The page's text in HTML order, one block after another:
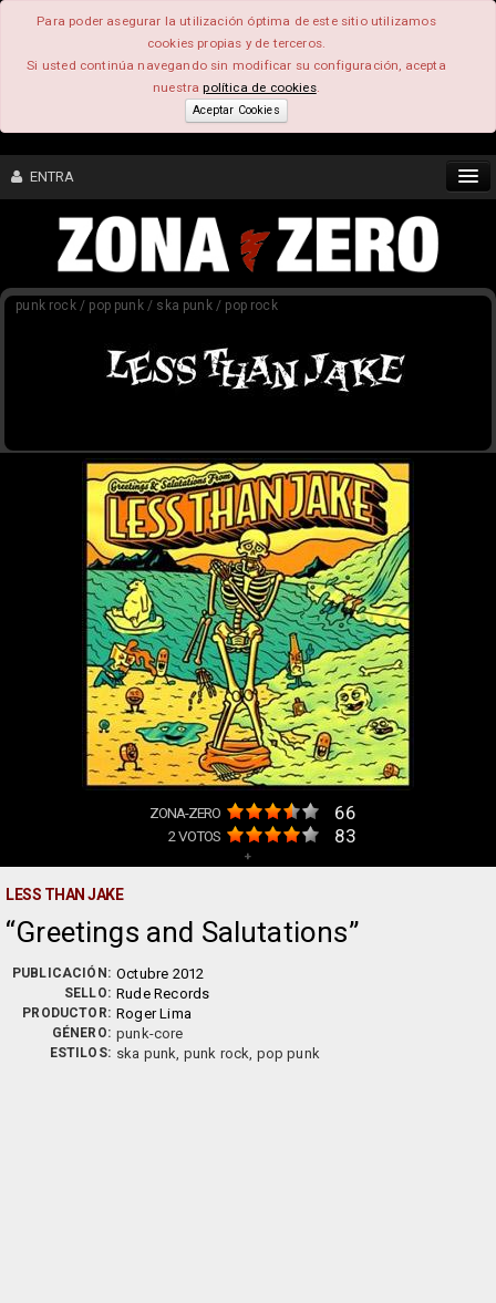
Para poder asegurar la utilización óptima de este sitio utilizamos
cookies propias y de terceros.
Si usted continúa navegando sin modificar su configuración, acepta
nuestrapolítica de cookies.
Aceptar Cookies
ENTRA
CONTENIDO
COMUNIDAD
FEEEDBACK
punk rock / pop punk / ska punk / pop rock
ZONA-ZERO 66
2VOTOS 83
+
LESS THAN JAKE
Greetings and Salutations
PUBLICACIÓN: Octubre 2012
SELLO: Rude Records
PRODUCTOR: Roger Lima
GÉNERO: punk-core
ESTILOS: ska punk, punk rock, pop punk